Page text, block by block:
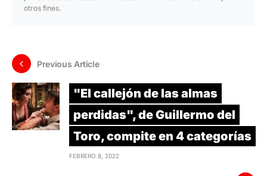
otros fines.
Previous Article
"El callejón de las almas
perdidas", de Guillermo del
Toro, compite en 4 categorías
FEBRERO 8, 2022